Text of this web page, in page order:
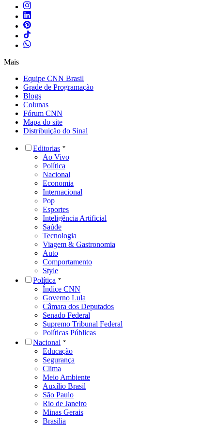
Mais
Equipe CNN Brasil
Grade de Programação
Blogs
Colunas
Fórum CNN
Mapa do site
Distribuição do Sinal
Editorias
Ao Vivo
Política
Nacional
Economia
Internacional
Pop
Esportes
Inteligência Artificial
Saúde
Tecnologia
Viagem & Gastronomia
Auto
Comportamento
Style
Política
Índice CNN
Governo Lula
Câmara dos Deputados
Senado Federal
Supremo Tribunal Federal
Políticas Públicas
Nacional
Educação
Segurança
Clima
Meio Ambiente
Auxílio Brasil
São Paulo
Rio de Janeiro
Minas Gerais
Brasília